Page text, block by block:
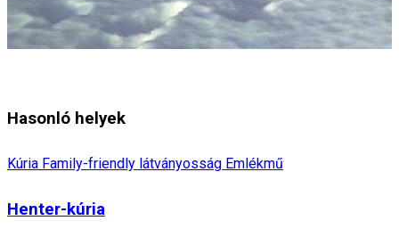
Hasonló helyek
Kúria Family-friendly látványosság Emlékmű
Henter-kúria